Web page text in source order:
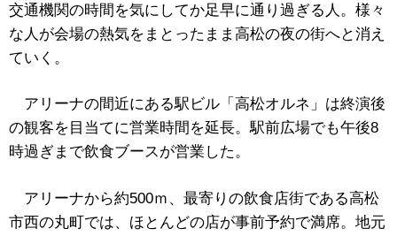
交通機関の時間を気にしてか足早に通り過ぎる人。様々
な人が会場の熱気をまとったまま高松の夜の街へと消え
ていく。
アリーナの間近にある駅ビル「高松オルネ」は終演後
の観客を目当てに営業時間を延長。駅前広場でも午後8
時過ぎまで飲食ブースが営業した。
アリーナから約500ｍ、最寄りの飲食店街である高松
市西の丸町では、ほとんどの店が事前予約で満席。地元